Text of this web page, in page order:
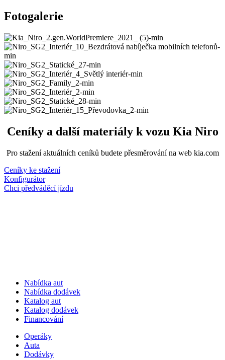
Fotogalerie
Ceníky a další materiály k vozu Kia Niro
Pro stažení aktuálních ceníků budete přesměrování na web kia.com
Ceníky ke stažení
Konfigurátor
Chci předváděcí jízdu
Nabídka aut
Nabídka dodávek
Katalog aut
Katalog dodávek
Financování
Operáky
Auta
Dodávky